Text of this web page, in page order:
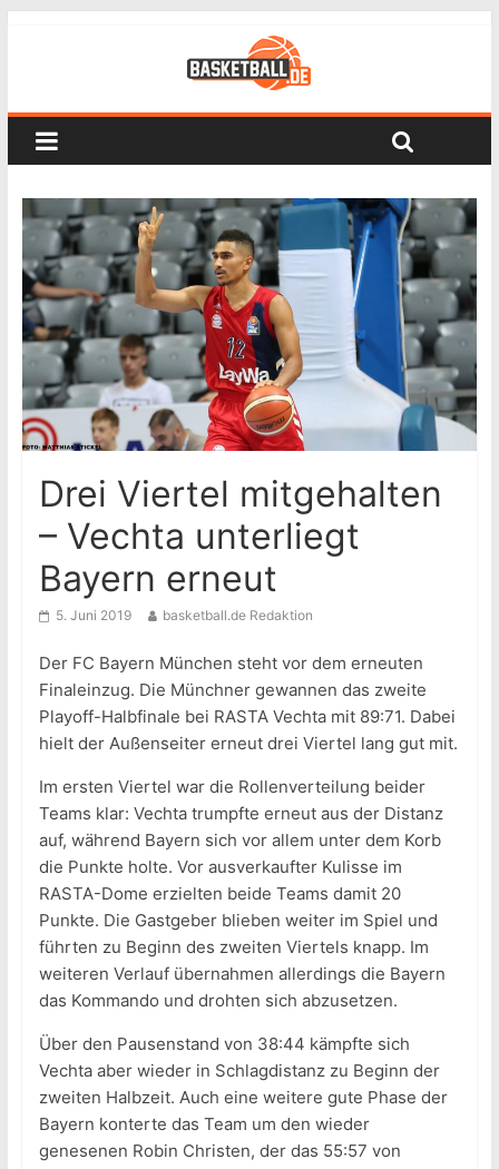
Drei Viertel mitgehalten
– Vechta unterliegt
Bayern erneut
5. Juni 2019 basketball.de Redaktion
Der FC Bayern München steht vor dem erneuten
Finaleinzug. Die Münchner gewannen das zweite
Playoff-Halbfinale bei RASTA Vechta mit 89:71. Dabei
hielt der Außenseiter erneut drei Viertel lang gut mit.
Im ersten Viertel war die Rollenverteilung beider
Teams klar: Vechta trumpfte erneut aus der Distanz
auf, während Bayern sich vor allem unter dem Korb
die Punkte holte. Vor ausverkaufter Kulisse im
RASTA-Dome erzielten beide Teams damit 20
Punkte. Die Gastgeber blieben weiter im Spiel und
führten zu Beginn des zweiten Viertels knapp. Im
weiteren Verlauf übernahmen allerdings die Bayern
das Kommando und drohten sich abzusetzen.
Über den Pausenstand von 38:44 kämpfte sich
Vechta aber wieder in Schlagdistanz zu Beginn der
zweiten Halbzeit. Auch eine weitere gute Phase der
Bayern konterte das Team um den wieder
genesenen Robin Christen, der das 55:57 von